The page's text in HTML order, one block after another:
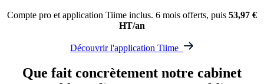
Compte pro et application Tiime inclus. 6 mois offerts, puis 53,97 €
HT/an
Découvrir l'application Tiime
Que fait concrètement notre cabinet